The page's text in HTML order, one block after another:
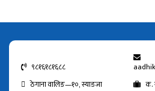
९८१६१८१६८८
ठेगाना वालिङ—१०, स्याङजा
क.